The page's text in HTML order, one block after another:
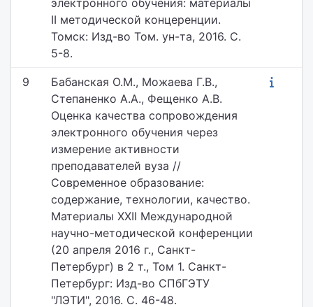
электронного обучения: материалы
II методической концеренции.
Томск: Изд-во Том. ун-та, 2016. С.
5-8.
9
Бабанская О.М., Можаева Г.В.,
Степаненко А.А., Фещенко А.В.
Оценка качества сопровождения
электронного обучения через
измерение активности
преподавателей вуза //
Современное образование:
содержание, технологии, качество.
Материалы XXII Международной
научно-методической конференции
(20 апреля 2016 г., Санкт-
Петербург) в 2 т., Том 1. Санкт-
Петербург: Изд-во СПбГЭТУ
"ЛЭТИ", 2016. С. 46-48.